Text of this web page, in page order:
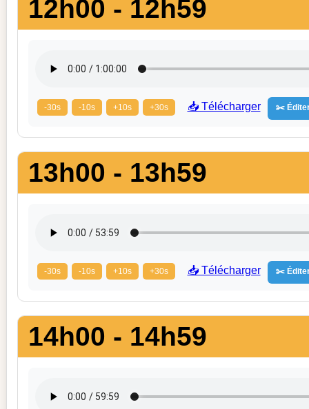
12h00 - 12h59
-30s -10s +10s +30s 📥 Télécharger ✂️
13h00 - 13h59
-30s -10s +10s +30s 📥 Télécharger ✂️
14h00 - 14h59